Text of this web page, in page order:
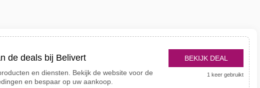
de deals bij Belivert
en diensten. Bekijk de website voor de
en bespaar op uw aankoop.
BEKIJK DEAL
1 keer gebruikt